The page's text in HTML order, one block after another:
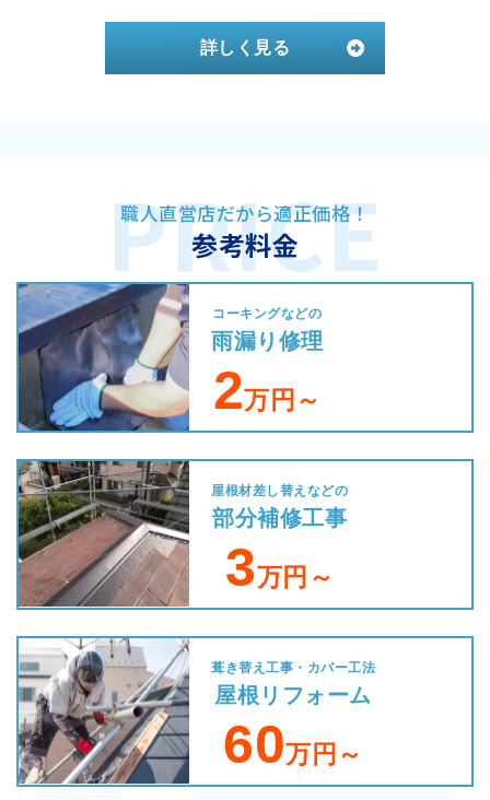
詳しく見る
職人直営店だから適正価格！
参考料金
コーキングなどの
雨漏り修理
2万円～
屋根材差し替えなどの
部分補修工事
3万円～
葺き替え工事・カバー工法
屋根リフォーム
60万円～